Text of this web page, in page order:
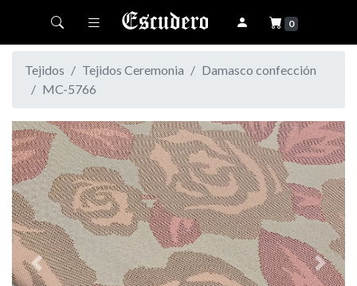
Toggle navigation 0
Tejidos Tejidos Ceremonia
Damasco confección
MC-5766
Previous Next